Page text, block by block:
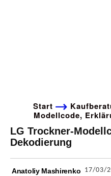
Start
Modellcode,
LG Trockner-
Dekodierung
Anatoliy Mashirenko 17/03/